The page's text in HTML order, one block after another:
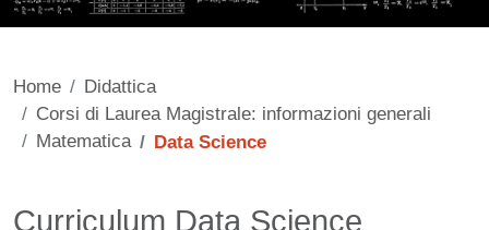
Home
Didattica
Corsi di Laurea Magistrale: informazioni generali
Matematica
Data Science
Contenuto
Curriculum Data Science